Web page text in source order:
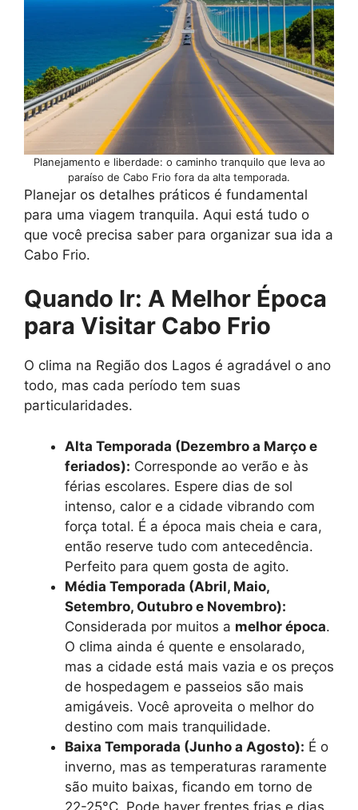
Planejamento e liberdade: o caminho tranquilo que leva ao
paraíso de Cabo Frio fora da alta temporada.
Planejar os detalhes práticos é fundamental
para uma viagem tranquila. Aqui está tudo o
que você precisa saber para organizar sua ida a
Cabo Frio.
Quando Ir: A Melhor Época
para Visitar Cabo Frio
O clima na Região dos Lagos é agradável o ano
todo, mas cada período tem suas
particularidades.
Alta Temporada (Dezembro a Março e
feriados): Corresponde ao verão e às
férias escolares. Espere dias de sol
intenso, calor e a cidade vibrando com
força total. É a época mais cheia e cara,
então reserve tudo com antecedência.
Perfeito para quem gosta de agito.
Média Temporada (Abril, Maio,
Setembro, Outubro e Novembro):
Considerada por muitos a melhor época.
O clima ainda é quente e ensolarado,
mas a cidade está mais vazia e os preços
de hospedagem e passeios são mais
amigáveis. Você aproveita o melhor do
destino com mais tranquilidade.
Baixa Temporada (Junho a Agosto): É o
inverno, mas as temperaturas raramente
são muito baixas, ficando em torno de
22-25°C. Pode haver frentes frias e dias